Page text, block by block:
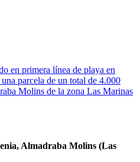
Almadraba Molins (Las